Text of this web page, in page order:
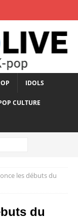
IDOLS
CULTURE
les débuts du
du